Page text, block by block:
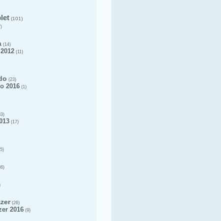
(101)
(14)
(11)
(23)
2016 (1)
(17)
(26)
2016 (9)